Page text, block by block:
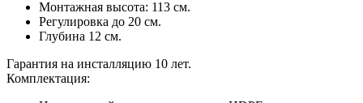
Монтажная высота: 113 см.
Регулировка до 20 см.
Глубина 12 см.
Гарантия на инсталляцию 10 лет.
Комплектация: